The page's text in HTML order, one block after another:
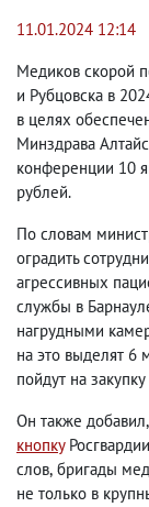
11.01.2024 12:14
Медиков скорой
и Рубцовска в
в целях
Минздрава
конференции 10
рублей.
По словам
оградить
агрессивных
службы в
нагрудными
на это выделят 6
пойдут на
Он также добавил,
кнопкуРосгвардии
слов, бригады
не только в